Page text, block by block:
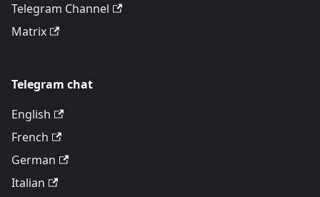
Telegram Channel
Matrix
Telegram chat
English
French
German
Italian